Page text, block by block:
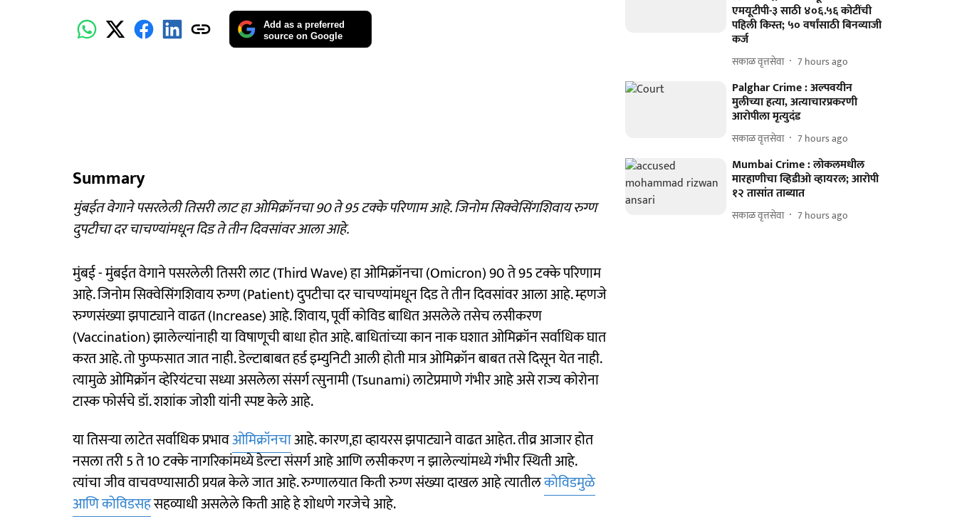
Add as a preferred
source on Google
Summary
मुंबईत वेगाने पसरलेली तिसरी लाट हा ओमिक्रॉनचा 90 ते 95 टक्के परिणाम आहे. जिनोम सिक्वेसिंगशिवाय रुग्ण
दुपटीचा दर चाचण्यांमधून दिड ते तीन दिवसांवर आला आहे.
मुंबई - मुंबईत वेगाने पसरलेली तिसरी लाट (Third Wave) हा ओमिक्रॉनचा (Omicron) 90 ते 95 टक्के परिणाम
आहे. जिनोम सिक्वेसिंगशिवाय रुग्ण (Patient) दुपटीचा दर चाचण्यांमधून दिड ते तीन दिवसांवर आला आहे. म्हणजे
रुग्णसंख्या झपाट्याने वाढत (Increase) आहे. शिवाय, पूर्वी कोविड बाधित असलेले तसेच लसीकरण
(Vaccination) झालेल्यांनाही या विषाणूची बाधा होत आहे. बाधितांच्या कान नाक घशात ओमिक्रॉन सर्वाधिक घात
करत आहे. तो फुप्फसात जात नाही. डेल्टाबाबत हर्ड इम्युनिटी आली होती मात्र ओमिक्रॉन बाबत तसे दिसून येत नाही.
त्यामुळे ओमिक्रॉन व्हेरियंटचा सध्या असलेला संसर्ग त्सुनामी (Tsunami) लाटेप्रमाणे गंभीर आहे असे राज्य कोरोना
टास्क फोर्सचे डॉ. शशांक जोशी यांनी स्पष्ट केले आहे.
या तिसऱ्या लाटेत सर्वाधिक प्रभावओमिक्रॉनचाआहे. कारण,हा व्हायरस झपाट्याने वाढत आहेत. तीव्र आजार होत
नसला तरी 5 ते 10 टक्के नागरिकांमध्ये डेल्‍टा संसर्ग आहे आणि लसीकरण न झालेल्यांमध्ये गंभीर स्थिती आहे.
त्यांचा जीव वाचवण्यासाठी प्रयत्न केले जात आहे. रुग्णालयात किती रुग्ण संख्या दाखल आहे त्यातीलकोविडमुळे
आणि कोविडसहसहव्याधी असलेले किती आहे हे शोधणे गरजेचे आहे.
एमयूटीपी-३ साठी ४०६.५६ कोटींची
पहिली किस्त; ५० वर्षांसाठी बिनव्याजी
कर्ज
सकाळ वृत्तसेवा 7 hours ago
Palghar Crime : अल्पवयीन
मुलीच्या हत्या, अत्याचारप्रकरणी
आरोपीला मृत्युदंड
सकाळ वृत्तसेवा 7 hours ago
Mumbai Crime : लोकलमधील
मारहाणीचा व्हिडीओ व्हायरल; आरोपी
१२ तासांत ताब्यात
सकाळ वृत्तसेवा 7 hours ago